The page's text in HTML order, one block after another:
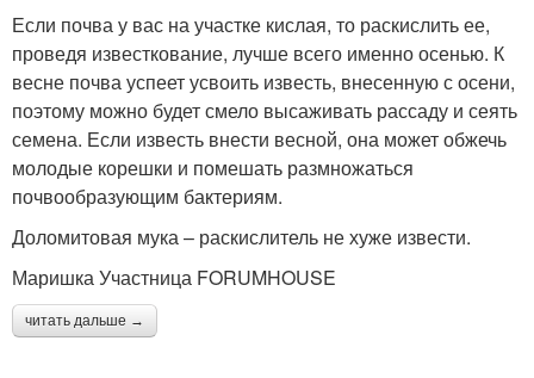
Если почва у вас на участке кислая, то раскислить ее,
проведя известкование, лучше всего именно осенью. К
весне почва успеет усвоить известь, внесенную с осени,
поэтому можно будет смело высаживать рассаду и сеять
семена. Если известь внести весной, она может обжечь
молодые корешки и помешать размножаться
почвообразующим бактериям.
Доломитовая мука – раскислитель не хуже извести.
Маришка Участница FORUMHOUSE
читать дальше →